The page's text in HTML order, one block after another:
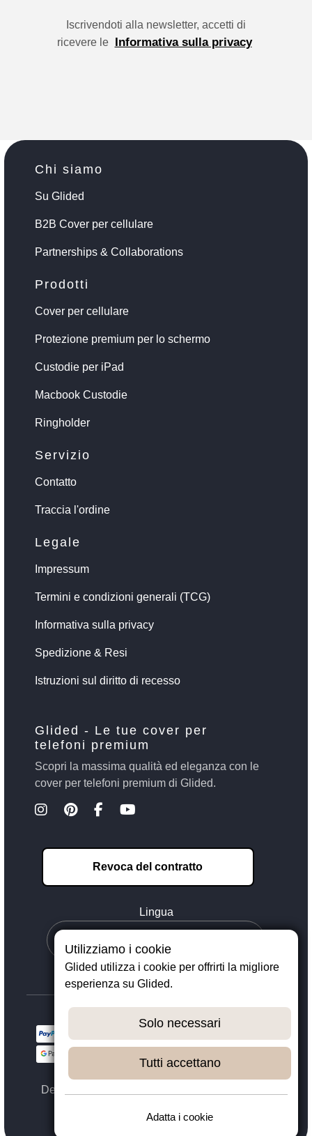
Iscrivendoti alla newsletter, accetti di
ricevere le Informativa sulla privacy
Chi siamo
Su Glided
B2B Cover per cellulare
Partnerships & Collaborations
Prodotti
Cover per cellulare
Protezione premium per lo schermo
Custodie per iPad
Macbook Custodie
Ringholder
Servizio
Contatto
Traccia l'ordine
Legale
Impressum
Termini e condizioni generali (TCG)
Informativa sulla privacy
Spedizione & Resi
Istruzioni sul diritto di recesso
Glided - Le tue cover per
telefoni premium
Scopri la massima qualità ed eleganza con le
cover per telefoni premium di Glided.
Revoca del contratto
Lingua
Designed with ❤️ in Dortmund - © 2023 - 2026,
Utilizziamo i cookie
Glided utilizza i cookie per offrirti la migliore
esperienza su Glided.
Solo necessari
Tutti accettano
Adatta i cookie